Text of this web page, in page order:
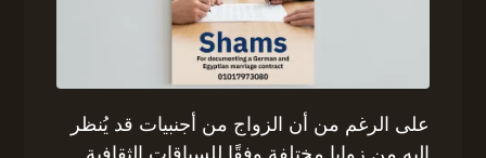
على الرغم من أن الزواج من أجنبيات قد يُنظر